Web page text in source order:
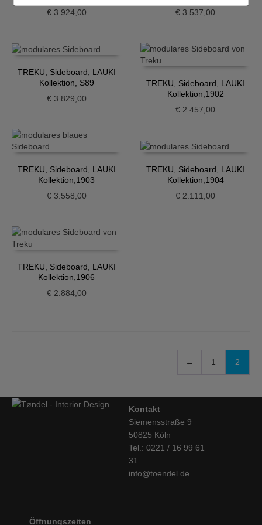
€3.924,00
€ 3.537,00
TREKU, Sideboard, LAUKI
Kollektion, S89
€3.829,00
TREKU, Sideboard, LAUKI
Kollektion,1902
€ 2.457,00
TREKU, Sideboard, LAUKI
Kollektion,1903
€3.558,00
TREKU, Sideboard, LAUKI
Kollektion,1904
€ 2.111,00
TREKU, Sideboard, LAUKI
Kollektion,1906
€2.884,00
← 1 2
Kontakt
Siemensstraße 9
50825 Köln
Tel.: 0221 / 16 99 61
31
info@toendel.de
Öffnungszeiten